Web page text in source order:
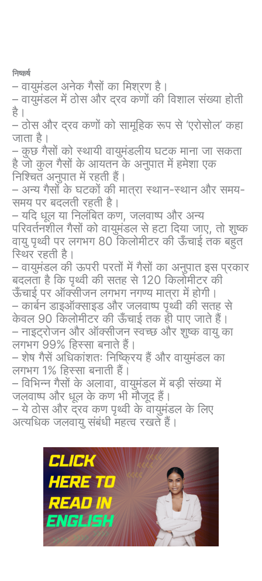
निष्कर्ष
– वायुमंडल अनेक गैसों का मिश्रण है।
– वायुमंडल में ठोस और द्रव कणों की विशाल संख्या होती
है।
– ठोस और द्रव कणों को सामूहिक रूप से ‘एरोसोल’ कहा
जाता है।
– कुछ गैसों को स्थायी वायुमंडलीय घटक माना जा सकता
है जो कुल गैसों के आयतन के अनुपात में हमेशा एक
निश्चित अनुपात में रहती हैं।
– अन्य गैसों के घटकों की मात्रा स्थान-स्थान और समय-
समय पर बदलती रहती है।
– यदि धूल या निलंबित कण, जलवाष्प और अन्य
परिवर्तनशील गैसों को वायुमंडल से हटा दिया जाए, तो शुष्क
वायु पृथ्वी पर लगभग 80 किलोमीटर की ऊँचाई तक बहुत
स्थिर रहती है।
– वायुमंडल की ऊपरी परतों में गैसों का अनुपात इस प्रकार
बदलता है कि पृथ्वी की सतह से 120 किलोमीटर की
ऊँचाई पर ऑक्सीजन लगभग नगण्य मात्रा में होगी।
– कार्बन डाइऑक्साइड और जलवाष्प पृथ्वी की सतह से
केवल 90 किलोमीटर की ऊँचाई तक ही पाए जाते हैं।
– नाइट्रोजन और ऑक्सीजन स्वच्छ और शुष्क वायु का
लगभग 99% हिस्सा बनाते हैं।
– शेष गैसें अधिकांशतः निष्क्रिय हैं और वायुमंडल का
लगभग 1% हिस्सा बनाती हैं।
– विभिन्न गैसों के अलावा, वायुमंडल में बड़ी संख्या में
जलवाष्प और धूल के कण भी मौजूद हैं।
– ये ठोस और द्रव कण पृथ्वी के वायुमंडल के लिए
अत्यधिक जलवायु संबंधी महत्व रखते हैं।